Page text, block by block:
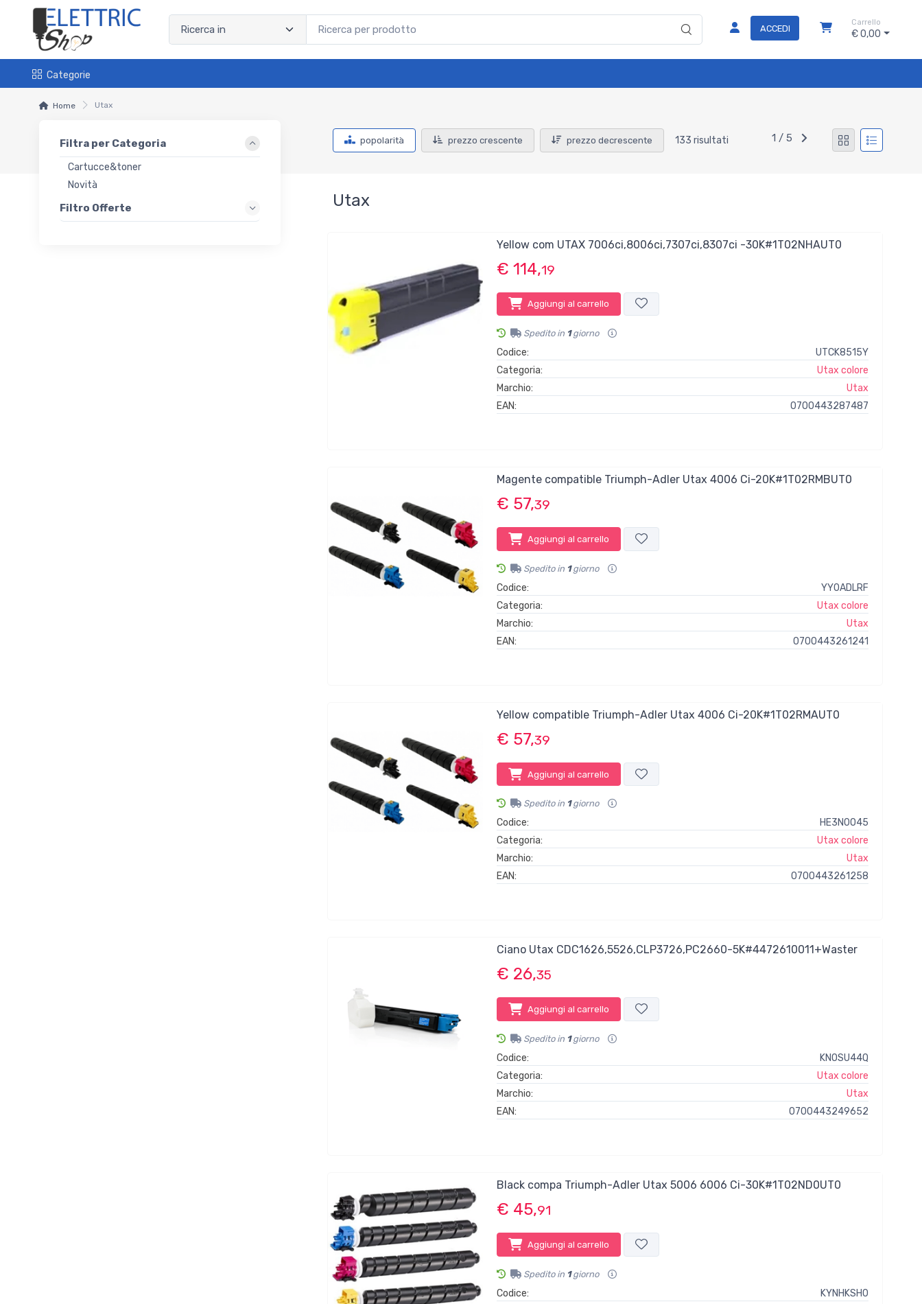
ACCEDI
Carrello
€ 0,00
Categorie
Home Utax
Filtra per Categoria
Cartucce&toner
Novità
Filtro Offerte
popolarità prezzo crescente prezzo decrescente 133 risultati 1 / 5
Utax
Yellow com UTAX 7006ci,8006ci,7307ci,8307ci -30K#1T02NHAUT0
€ 114,19
Aggiungi al carrello
Spedito in 1giorno
Codice:
UTCK8515Y
Categoria:
Utax colore
Marchio:
Utax
EAN:
0700443287487
Magente compatible Triumph-Adler Utax 4006 Ci-20K#1T02RMBUT0
€ 57,39
Aggiungi al carrello
Spedito in 1giorno
Codice:
YY0ADLRF
Categoria:
Utax colore
Marchio:
Utax
EAN:
0700443261241
Yellow compatible Triumph-Adler Utax 4006 Ci-20K#1T02RMAUT0
€ 57,39
Aggiungi al carrello
Spedito in 1giorno
Codice:
HE3N0O45
Categoria:
Utax colore
Marchio:
Utax
EAN:
0700443261258
Ciano Utax CDC1626,5526,CLP3726,PC2660-5K#4472610011+Waster
€ 26,35
Aggiungi al carrello
Spedito in 1giorno
Codice:
KNOSU44Q
Categoria:
Utax colore
Marchio:
Utax
EAN:
0700443249652
Black compa Triumph-Adler Utax 5006 6006 Ci-30K#1T02ND0UT0
€ 45,91
Aggiungi al carrello
Spedito in 1giorno
Codice:
KYNHKSH0